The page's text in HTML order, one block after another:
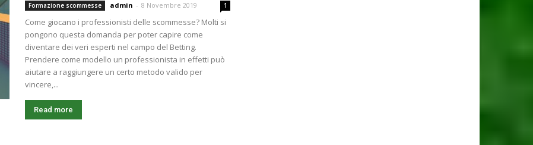
Formazione scommesse admin - 8 Novembre 2019 1
Come giocano i professionisti delle scommesse? Molti si
pongono questa domanda per poter capire come
diventare dei veri esperti nel campo del Betting.
Prendere come modello un professionista in effetti può
aiutare a raggiungere un certo metodo valido per
vincere,...
Read more